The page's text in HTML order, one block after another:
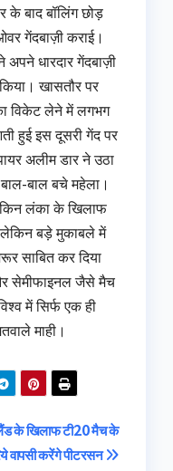
बाद बॉलिंग छोड़
गेंदबाज़ी कराई।
धारदार गेंदबाज़ी
खासतौर पर
विकेट लेने में लगभग
हुई इस दूसरी गेंद पर
अलीम डार ने उठा
बाल बचे महेला।
लंका के खिलाफ
लेकिन बड़े मुकाबले में
साबित कर दिया
सेमीफाइनल जैसे मैच
में सिर्फ एक ही
माही।
के खिलाफ टी20 मैच के
वापसी करेंगे पीटरसन